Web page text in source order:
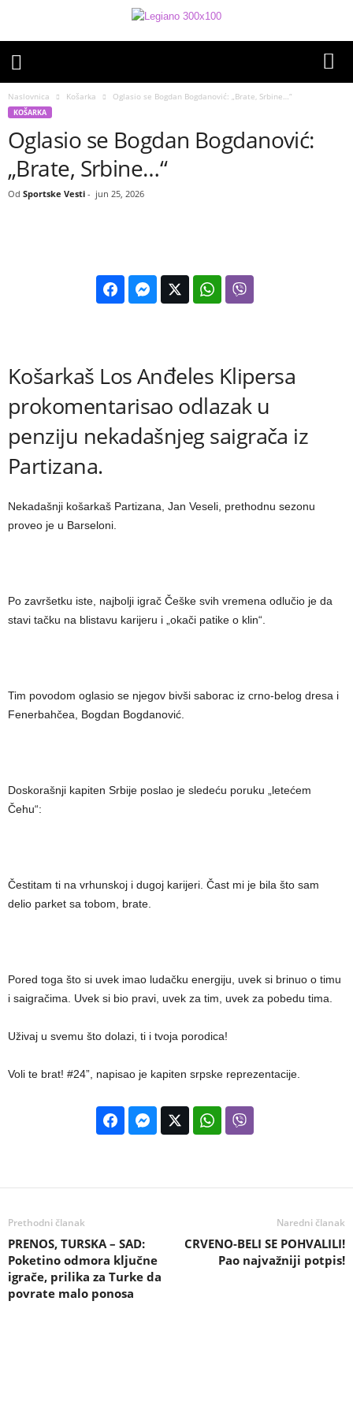
Naslovnica Košarka Oglasio se Bogdan Bogdanović: „Brate, Srbine…“
KOŠARKA
Oglasio se Bogdan Bogdanović:
„Brate, Srbine…“
Od Sportske Vesti - jun 25, 2026
Košarkaš Los Anđeles Klipersa
prokomentarisao odlazak u
penziju nekadašnjeg saigrača iz
Partizana.
Nekadašnji košarkaš Partizana, Jan Veseli, prethodnu sezonu
proveo je u Barseloni.
Po završetku iste, najbolji igrač Češke svih vremena odlučio je da
stavi tačku na blistavu karijeru i „okači patike o klin“.
Tim povodom oglasio se njegov bivši saborac iz crno-belog dresa i
Fenerbahčea, Bogdan Bogdanović.
Doskorašnji kapiten Srbije poslao je sledeću poruku „letećem
Čehu“:
Čestitam ti na vrhunskoj i dugoj karijeri. Čast mi je bila što sam
delio parket sa tobom, brate.
Pored toga što si uvek imao ludačku energiju, uvek si brinuo o timu
i saigračima. Uvek si bio pravi, uvek za tim, uvek za pobedu tima.
Uživaj u svemu što dolazi, ti i tvoja porodica!
Voli te brat! #24”, napisao je kapiten srpske reprezentacije.
Prethodni članak
PRENOS, TURSKA – SAD:
Poketino odmora ključne
igrače, prilika za Turke da
povrate malo ponosa
Naredni članak
CRVENO-BELI SE POHVALILI!
Pao najvažniji potpis!